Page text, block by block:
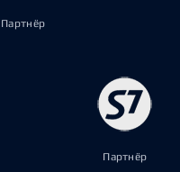
Партнёр
Партнёр